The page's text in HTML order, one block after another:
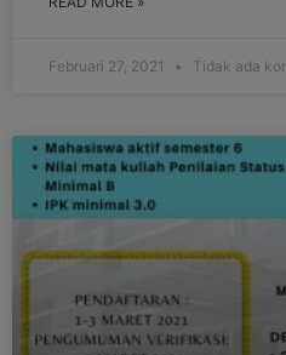
Februari 27, 2021 Tidak ada